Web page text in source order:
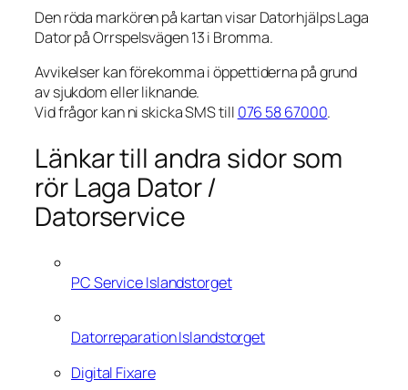
Den röda markören på kartan visar Datorhjälps Laga
Dator på Orrspelsvägen 13 i Bromma.
Avvikelser kan förekomma i öppettiderna på grund
av sjukdom eller liknande.
Vid frågor kan ni skicka SMS till 076 58 67000.
Länkar till andra sidor som
rör Laga Dator /
Datorservice
PC Service Islandstorget
Datorreparation Islandstorget
Digital Fixare